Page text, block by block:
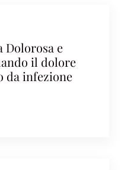
Dolorosa e
il dolore
da infezione
DOLOROSA E